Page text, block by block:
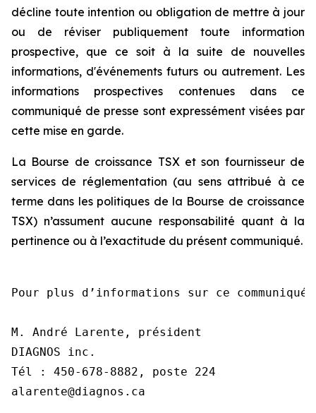
décline toute intention ou obligation de mettre à jour
ou de réviser publiquement toute information
prospective, que ce soit à la suite de nouvelles
informations, d'événements futurs ou autrement. Les
informations prospectives contenues dans ce
communiqué de presse sont expressément visées par
cette mise en garde.
La Bourse de croissance TSX et son fournisseur de
services de réglementation (au sens attribué à ce
terme dans les politiques de la Bourse de croissance
TSX) n’assument aucune responsabilité quant à la
pertinence ou à l’exactitude du présent communiqué.
Pour plus d’informations sur ce
M. André Larente, président
DIAGNOS inc.
Tél : 450-678-8882, poste 224
alarente@diagnos.ca